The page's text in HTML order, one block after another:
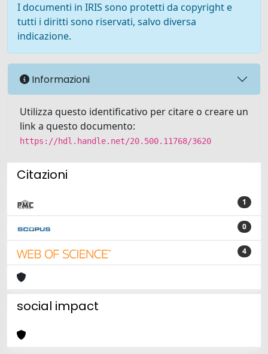
I documenti in IRIS sono protetti da copyright e
tutti i diritti sono riservati, salvo diversa
indicazione.
Informazioni
Utilizza questo identificativo per citare o creare un
link a questo documento:
https://hdl.handle.net/20.500.11768/3620
Citazioni
1
0
4
social impact